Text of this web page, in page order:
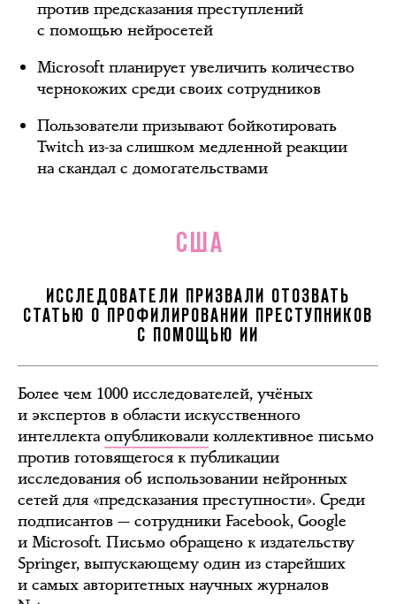
против предсказания преступлений
с помощью нейросетей
Microsoft планирует увеличить количество
чернокожих среди своих сотрудников
Пользователи призывают бойкотировать
Twitch из-за слишком медленной реакции
на скандал с домогательствами
США
ИССЛЕДОВАТЕЛИ ПРИЗВАЛИ ОТОЗВАТЬ
СТАТЬЮ О ПРОФИЛИРОВАНИИ ПРЕСТУПНИКОВ
С ПОМОЩЬЮ ИИ
Более чем 1000 исследователей, учёных
и экспертов в области искусственного
интеллекта опубликовали коллективное письмо
против готовящегося к публикации
исследования об использовании нейронных
сетей для «предсказания преступности». Среди
подписантов — сотрудники Facebook, Google
и Microsoft. Письмо обращено к издательству
Springer, выпускающему один из старейших
и самых авторитетных научных журналов